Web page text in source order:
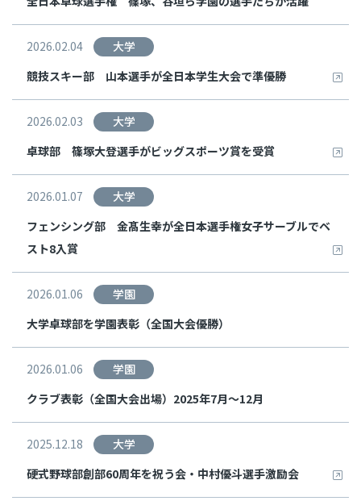
2026.02.04
大学
競技スキー部 山本選手が全日本学生大会で準優勝
2026.02.03
大学
卓球部 篠塚大登選手がビッグスポーツ賞を受賞
2026.01.07
大学
フェンシング部 金髙生幸が全日本選手権女子サーブルでベ
スト8入賞
2026.01.06
学園
大学卓球部を学園表彰（全国大会優勝）
2026.01.06
学園
クラブ表彰（全国大会出場）2025年7月～12月
2025.12.18
大学
硬式野球部創部60周年を祝う会・中村優斗選手激励会